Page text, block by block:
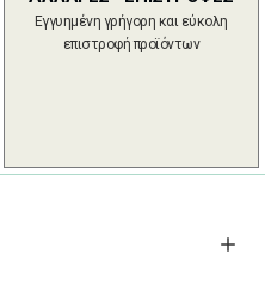
Εγγυημένη γρήγορη και εύκολη
επιστροφή προϊόντων